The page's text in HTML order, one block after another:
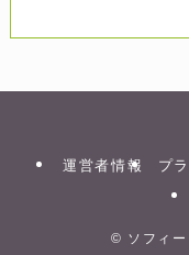
運営者情報 プ
© ソフィ